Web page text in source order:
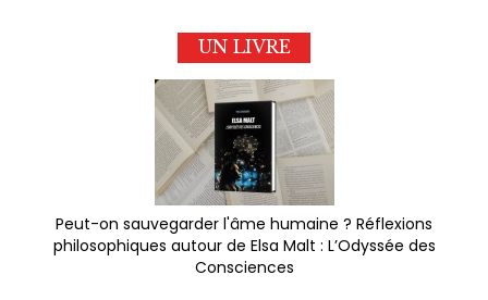
UN LIVRE
Peut-on sauvegarder l'âme humaine ? Réflexions
philosophiques autour de Elsa Malt : L’Odyssée des
Consciences